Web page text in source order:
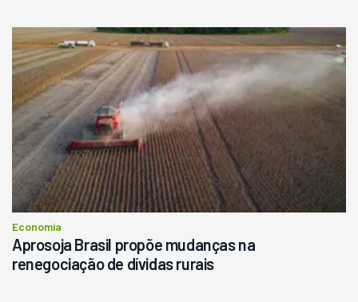
Economia
Aprosoja Brasil propõe mudanças na
renegociação de dívidas rurais